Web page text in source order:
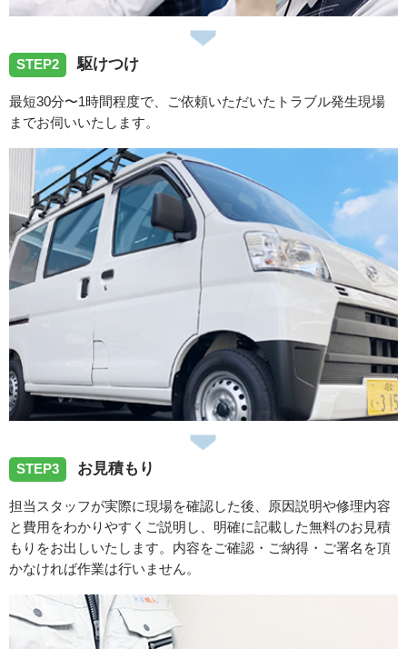
2026/07/30
愛知県豊田市越戸町へ洗濯蛇口の水漏れ修理でお伺いしま
2026/07/30
愛知県豊田市昭和町へ洗濯蛇口の水漏れ修理でお伺いしま
した。
2026/07/28
愛知県海部郡蟹江町蟹江本町へ浴室蛇口の水漏れ修理に向
かいました。
2026/07/27
愛知県名古屋市千種区桜が丘へ洗面蛇口の水漏れ修理でお
伺いしました。
2026/07/27
伺いさせて頂きました。
STEP2 駆けつけ
最短30分〜1時間程度で、ご依頼いただいたトラブル発生現場
までお伺いいたします。
STEP3 お見積もり
担当スタッフが実際に現場を確認した後、原因説明や修理内容
と費用をわかりやすくご説明し、明確に記載した無料のお見積
もりをお出しいたします。内容をご確認・ご納得・ご署名を頂
かなければ作業は行いません。